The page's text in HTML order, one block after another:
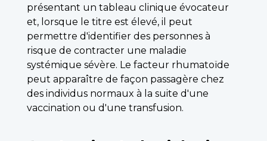
présentant un tableau clinique évocateur
et, lorsque le titre est élevé, il peut
permettre d'identifier des personnes à
risque de contracter une maladie
systémique sévère. Le facteur rhumatoïde
peut apparaître de façon passagère chez
des individus normaux à la suite d'une
vaccination ou d'une transfusion.